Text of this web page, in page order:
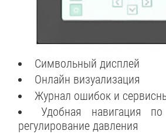
Символьный дисплей
Онлайн визуализация
Журнал ошибок и
Удобная навигация
регулирование давления